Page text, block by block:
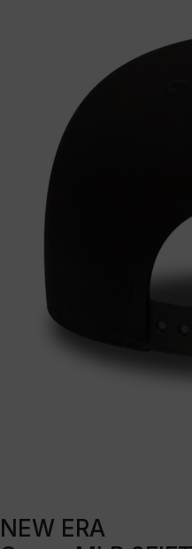
NEW ERA